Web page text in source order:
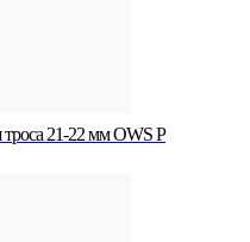
21-22 мм OWS P